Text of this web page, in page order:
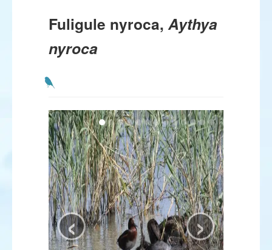
Fuligule nyroca, Aythya
nyroca
‹ ›